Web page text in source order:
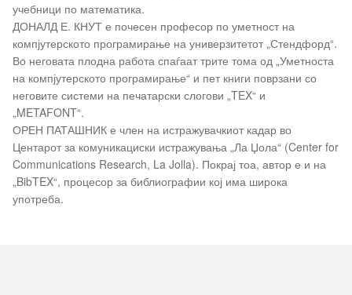
учебници по математика.
ДОНАЛД Е. КНУТ е почесен професор по уметност на
компјутерското програмирање на универзитетот „Стендфорд“.
Во неговата плодна работа спаѓаат трите тома од „Уметноста
на компјутерското програмирање“ и пет книги поврзани со
неговите системи на печатарски слогови „TEX“ и
„METAFONT“.
ОРЕН ПАТАШНИК е член на истражувачкиот кадар во
Центарот за комуникациски истражувања „Ла Џола“ (Center for
Communications Research, La Jolla). Покрај тоа, автор е и на
„BibTEX“, процесор за библиографии кој има широка
употреба.